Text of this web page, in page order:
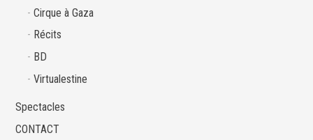
Cirque à Gaza
Récits
BD
Virtualestine
Spectacles
CONTACT